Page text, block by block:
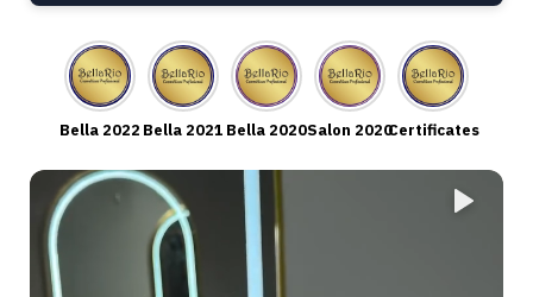
Certificates
Salon 2020
Bella 2020
Bella 2021
Bella 2022